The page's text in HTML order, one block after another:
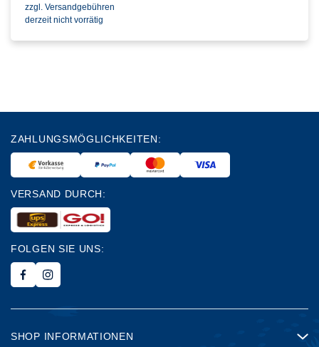
zzgl. Versandgebühren
derzeit nicht vorrätig
ZAHLUNGSMÖGLICHKEITEN:
VERSAND DURCH:
FOLGEN SIE UNS:
SHOP INFORMATIONEN